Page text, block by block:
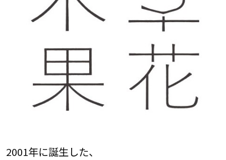
2001年に誕生した、